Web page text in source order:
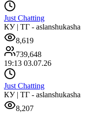
Just Chatting
КУ | ТГ - aslanshukasha
8,619
739,648
19:13 03.07.26
Just Chatting
КУ | ТГ - aslanshukasha
8,207